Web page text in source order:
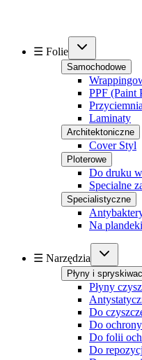
☰ Folie
Samochodowe
PPF (Paint
Laminaty
Architektoniczne
Cover Styl
Ploterowe
Do druku
Specialne
Specialistyczne
Na
☰ Narzędzia
Płyny i
Płyny
Do
Do
Do folii
Do